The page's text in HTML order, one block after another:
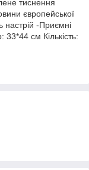
тиснення
європейської
настрій -Приємні
33*44 см Кількість: